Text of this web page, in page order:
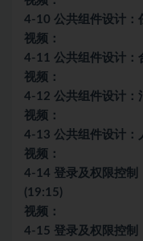
4-10 公共组件设计：
视频：
4-11 公共组件设计：
视频：
4-12 公共组件设计：
视频：
4-13 公共组件设计：
视频：
4-14 登录及权限控制
(19:15)
视频：
4-15 登录及权限控制